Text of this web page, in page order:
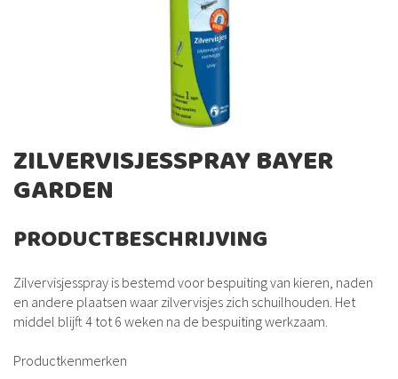
naar
het
begin
de
gallerij
ZILVERVISJESSPRAY BAYER
GARDEN
PRODUCTBESCHRIJVING
Zilvervisjesspray is bestemd voor bespuiting van kieren, naden
en andere plaatsen waar zilvervisjes zich schuilhouden. Het
middel blijft 4 tot 6 weken na de bespuiting werkzaam.
Productkenmerken